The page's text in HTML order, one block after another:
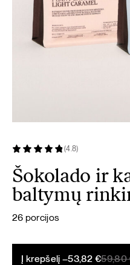
(4.8)
Šokolado ir
baltymų
26 porcijos
Į krepšelį – 59,80
Original
53,82€
Current